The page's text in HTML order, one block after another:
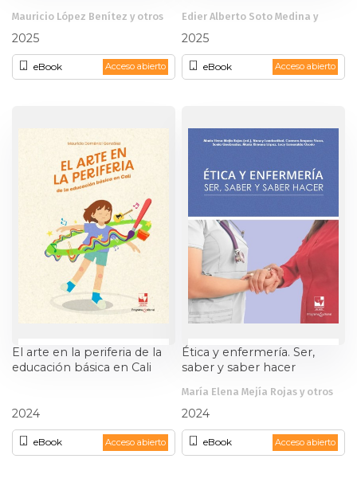
coyunturales
Mauricio López Benítez y otros
2025
eBook Acceso abierto
Edier Alberto Soto Medina y
2025
eBook Acceso abierto
El arte en la periferia de la
educación básica en Cali
2024
eBook Acceso abierto
Ética y enfermería. Ser,
saber y saber hacer
María Elena Mejía Rojas y otros
2024
eBook Acceso abierto